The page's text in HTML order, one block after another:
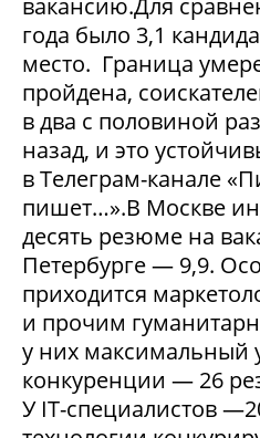
года было 3,1
место. Граница
пройдена,
в два с половиной
назад, и это
в Телеграм-канале
пишет…».В Москве
десять резюме на
Петербурге — 9,9.
приходится
и прочим
у них максимальный
конкуренции — 26
У IT-специалистов